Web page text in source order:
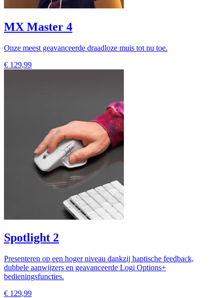
MX Master 4
Onze meest geavanceerde draadloze muis tot nu toe.
€ 129,99
Spotlight 2
Presenteren op een hoger niveau dankzij haptische feedback,
dubbele aanwijzers en geavanceerde Logi Options+
bedieningsfuncties.
€ 129,99